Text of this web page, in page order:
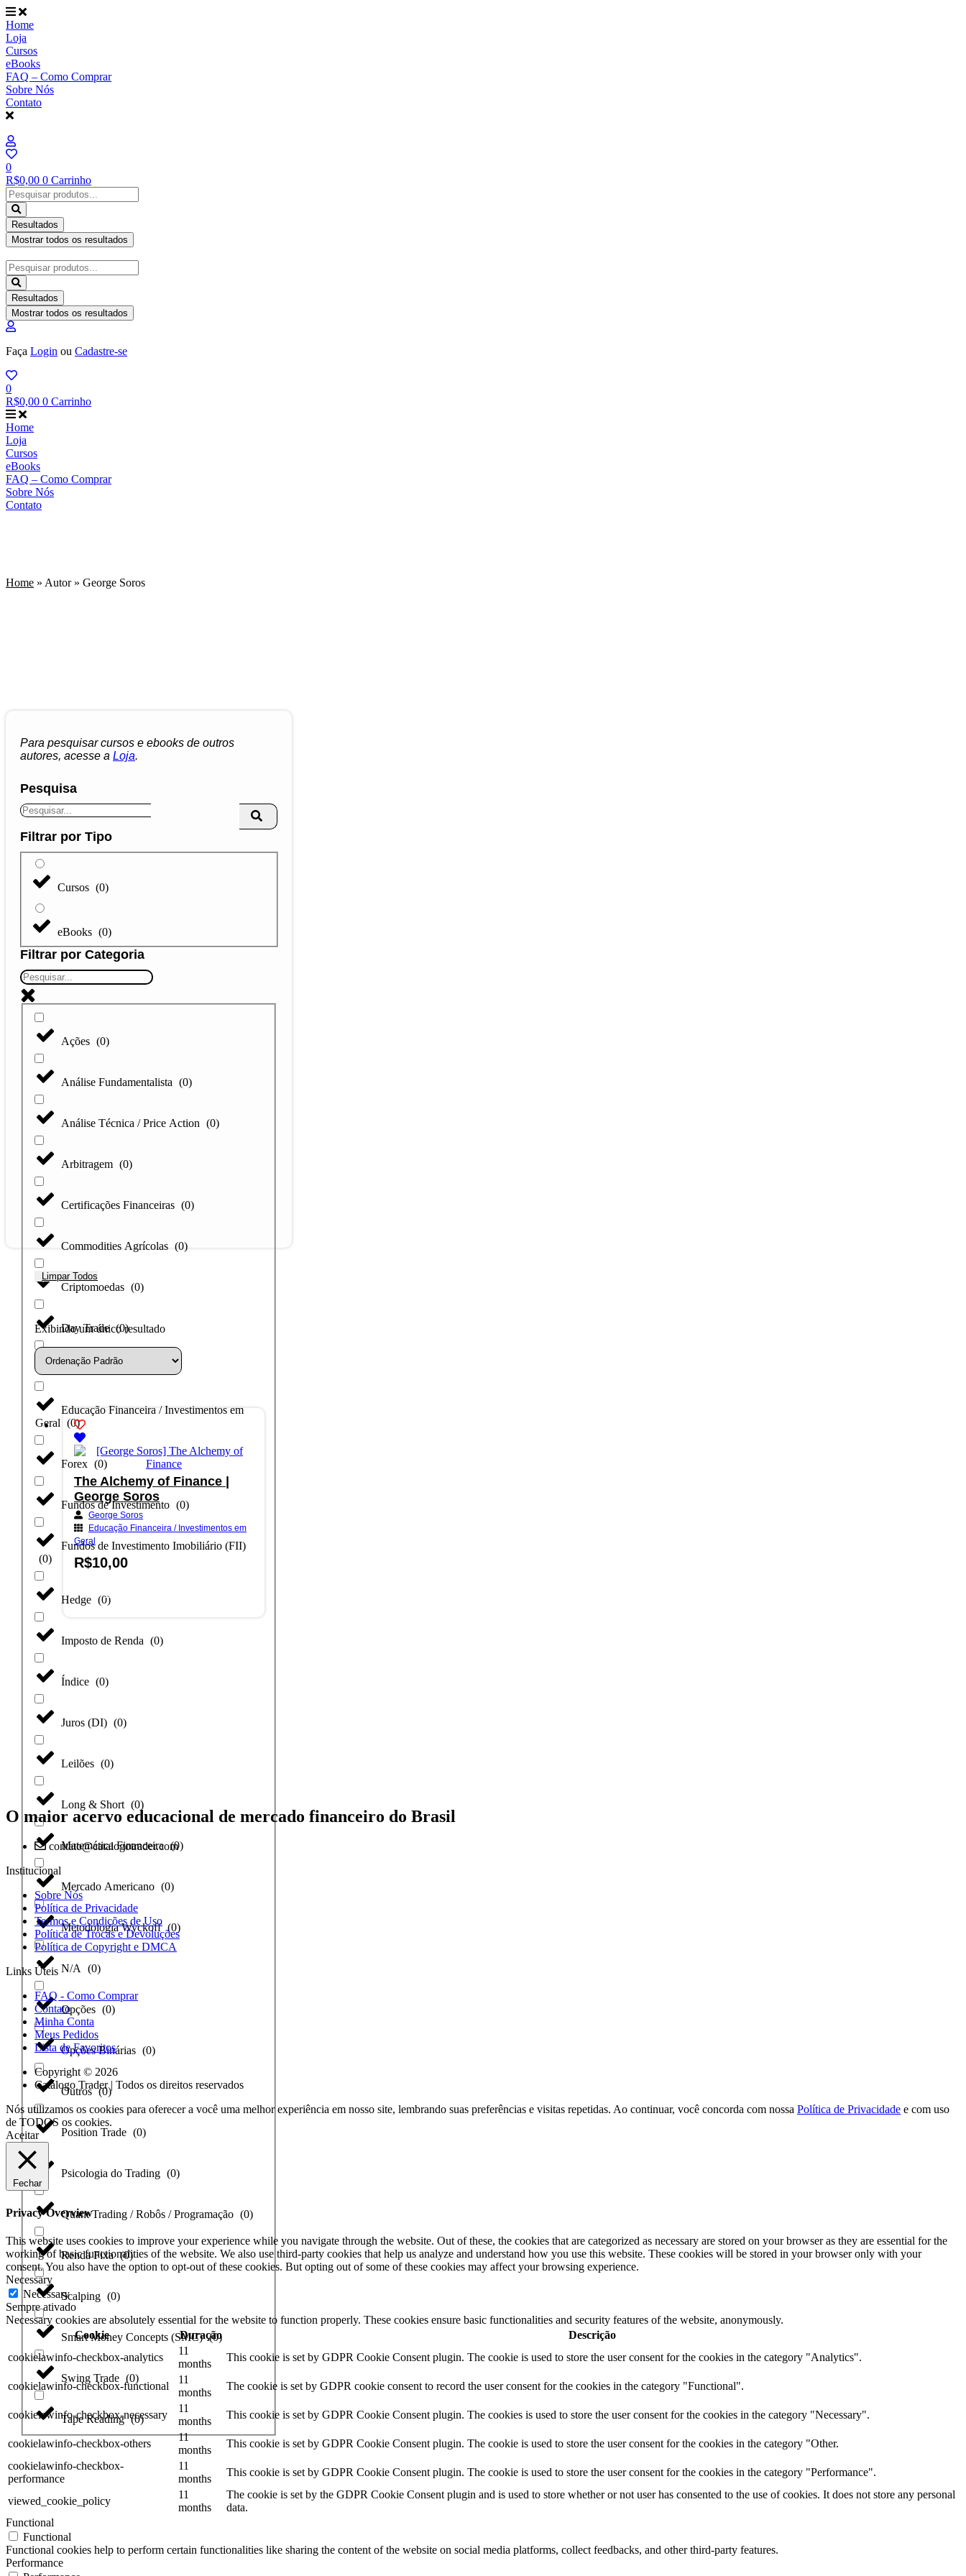
Ir
para
o
conteúdo
Home
Loja
Cursos
eBooks
FAQ – Como Comprar
Sobre Nós
Contato
0
R$0,00 0 Carrinho
Pesquisar
...
Resultados
Mostrar todos os resultados
Pesquisar
...
Resultados
Mostrar todos os resultados
Faça Login ou Cadastre-se
0
R$0,00 0 Carrinho
Home
Loja
Cursos
eBooks
FAQ – Como Comprar
Sobre Nós
Contato
Home » Autor» George Soros
Para pesquisar cursos e ebooks de outros
autores, acesse a Loja.
Pesquisa
Filtrar por Tipo
Cursos (0)
eBooks (0)
Filtrar por Categoria
Ações (0)
Análise Fundamentalista (0)
Análise Técnica / Price Action (0)
Arbitragem (0)
Certificações Financeiras (0)
Commodities Agrícolas (0)
Criptomoedas (0)
Day Trade (0)
Dólar
Educação Financeira / Investimentos em
Geral (0)
Forex (0)
Fundos de Investimento (0)
Fundos de Investimento Imobiliário (FII)
(0)
Hedge (0)
Imposto de Renda (0)
Índice (0)
Juros (DI) (0)
Leilões (0)
Long & Short (0)
Matemática Financeira (0)
Mercado Americano (0)
Metodologia Wyckoff (0)
N/A (0)
Opções (0)
Opções Binárias (0)
Outros (0)
Position Trade (0)
Psicologia do Trading (0)
Quant Trading / Robôs / Programação (0)
Renda Fixa (0)
Scalping (0)
Smart Money Concepts (SMC) (0)
Swing Trade (0)
Tape Reading (0)
Limpar Todos
Exibindo um único resultado
The Alchemy of Finance |
George Soros
George Soros
Educação Financeira / Investimentos em
Geral
R$10,00
O maior acervo educacional de mercado financeiro do Brasil
contato@catalogotrader.com
Institucional
Sobre Nós
Política de Privacidade
Termos e Condições de Uso
Política de Trocas e Devoluções
Política de Copyright e DMCA
Links Úteis
FAQ - Como Comprar
Contato
Minha Conta
Meus Pedidos
Lista de Favoritos
Copyright © 2026
Catálogo Trader | Todos os direitos reservados
Nós utilizamos os cookies para oferecer a você uma melhor experiência em nosso site, lembrando suas preferências e visitas repetidas. Ao continuar, você concorda com nossa Política de Privacidade e com uso
de TODOS os cookies.
Aceitar
Fechar
Privacy Overview
This website uses cookies to improve your experience while you navigate through the website. Out of these, the cookies that are categorized as necessary are stored on your browser as they are essential for the
working of basic functionalities of the website. We also use third-party cookies that help us analyze and understand how you use this website. These cookies will be stored in your browser only with your
consent. You also have the option to opt-out of these cookies. But opting out of some of these cookies may affect your browsing experience.
Necessary
Necessary
Sempre ativado
Necessary cookies are absolutely essential for the website to function properly. These cookies ensure basic functionalities and security features of the website, anonymously.
Cookie
Duração
Descrição
cookielawinfo-checkbox-analytics
11
months
This cookie is set by GDPR Cookie Consent plugin. The cookie is used to store the user consent for the cookies in the category "Analytics".
cookielawinfo-checkbox-functional
11
months
The cookie is set by GDPR cookie consent to record the user consent for the cookies in the category "Functional".
cookielawinfo-checkbox-necessary
11
months
This cookie is set by GDPR Cookie Consent plugin. The cookies is used to store the user consent for the cookies in the category "Necessary".
cookielawinfo-checkbox-others
11
months
This cookie is set by GDPR Cookie Consent plugin. The cookie is used to store the user consent for the cookies in the category "Other.
cookielawinfo-checkbox-
performance
11
months
This cookie is set by GDPR Cookie Consent plugin. The cookie is used to store the user consent for the cookies in the category "Performance".
viewed_cookie_policy
11
months
The cookie is set by the GDPR Cookie Consent plugin and is used to store whether or not user has consented to the use of cookies. It does not store any personal
data.
Functional
Functional
Functional cookies help to perform certain functionalities like sharing the content of the website on social media platforms, collect feedbacks, and other third-party features.
Performance